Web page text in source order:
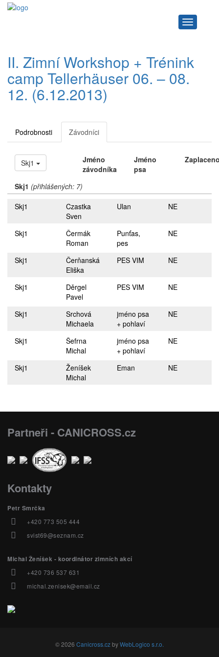
Navigace
II. Zimní Workshop + Trénink
camp Tellerhäuser 06. – 08.
12. (6.12.2013)
Podrobnosti Závodníci
Skj1
Jméno
závodníka
Jméno
psa
Skj1 (přihlášených: 7)
Skj1
Czastka
Sven
Ulan NE
Skj1
Čermák
Roman
Punťas,
pes
NE
Skj1
Čerňanská
Eliška
PES VIM NE
Skj1
Děrgel
Pavel
PES VIM NE
Skj1
Srchová
Michaela
jméno psa
+ pohlaví
NE
Skj1
Šefrna
Michal
jméno psa
+ pohlaví
NE
Skj1
Ženíšek
Michal
Eman NE
Partneři - CANICROSS.cz
Kontakty
Petr Smrčka
+420 773 505 444
svist69@seznam.cz
Michal Ženíšek - koordinátor zimních akcí
+420 736 537 631
michal.zenisek@email.cz
© 2026 Canicross.czbyWebLogico s.r.o.